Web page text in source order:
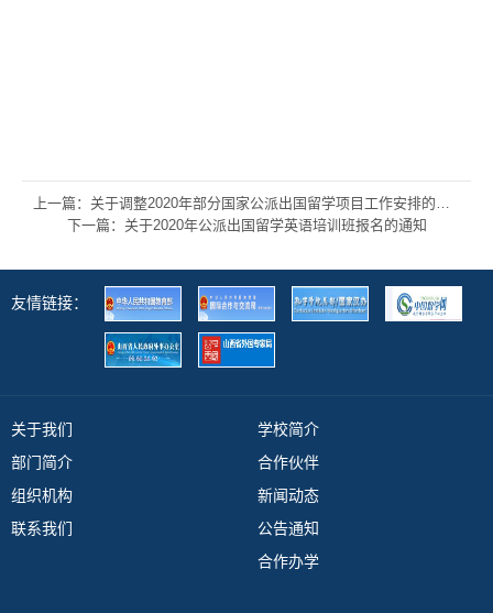
下一篇：关于2020年公派出国留学英语培训班报名的通知
友情链接：
关于我们
部门简介
组织机构
联系我们
学校简介
合作伙伴
新闻动态
公告通知
合作办学